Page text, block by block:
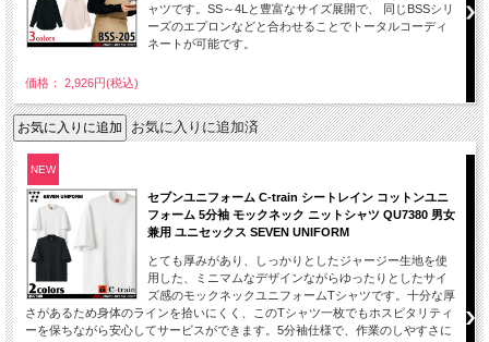
ャツです。SS～4Lと豊富なサイズ展開で、 同じBSSシリ
ーズのエプロンなどと合わせることでトータルコーディ
ネートが可能です。
価格： 2,926円(税込)
お気に入りに追加済
NEW
セブンユニフォーム C-train シートレイン コットンユニ
フォーム 5分袖 モックネック ニットシャツ QU7380 男女
兼用 ユニセックス SEVEN UNIFORM
とても厚みがあり、しっかりとしたジャージー生地を使
用した、ミニマムなデザインながらゆったりとしたサイ
ズ感のモックネックユニフォームTシャツです。十分な厚
さがあるため身体のラインを拾いにくく、このTシャツ一枚でもホスピタリティ
ーを保ちながら安心してサービスができます。5分袖仕様で、作業のしやすさに